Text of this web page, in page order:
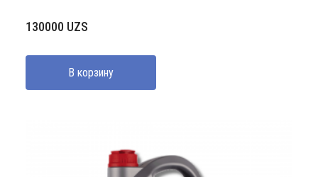
130000 UZS
В корзину